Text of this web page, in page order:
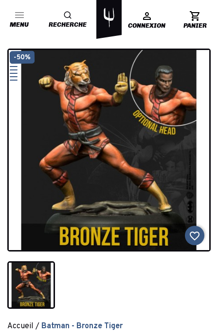
MENU RECHERCHE CONNEXION PANIER
-50%
favorite_border
Accueil Batman - Bronze Tiger